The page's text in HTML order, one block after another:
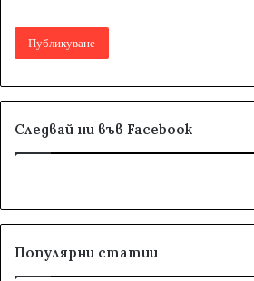
Следвай ни във Facebook
Популярни статии